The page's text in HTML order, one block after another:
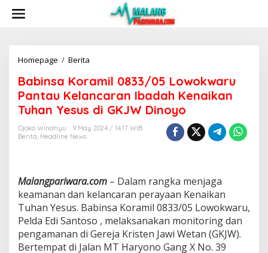
Homepage / Berita
b
i
n
s
a
K
m
l
0
8
3
3
Babinsa Koramil 0833/05 Lowokwaru
Pantau Kelancaran Ibadah Kenaikan
Tuhan Yesus di GKJW Dinoyo
Djoko Winahyu
9 May 2024 / 14:17 WIB
Berita, Headline News
Malangpariwara.com – Dalam rangka menjaga
keamanan dan kelancaran perayaan Kenaikan
Tuhan Yesus. Babinsa Koramil 0833/05 Lowokwaru,
Pelda Edi Santoso , melaksanakan monitoring dan
pengamanan di Gereja Kristen Jawi Wetan (GKJW).
Bertempat di Jalan MT Haryono Gang X No. 39